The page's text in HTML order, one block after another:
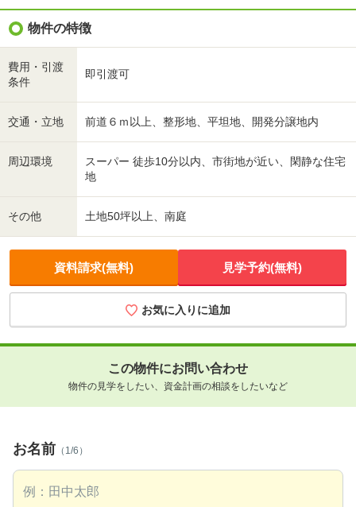
物件の特徴
費用・引渡
条件
即引渡可
交通・立地 前道６ｍ以上、整形地、平坦地、開発分譲地内
周辺環境
スーパー 徒歩10分以内、市街地が近い、閑静な住宅
地
その他 土地50坪以上、南庭
資料請求(無料) 見学予約(無料)
お気に入りに追加
この物件にお問い合わせ
物件の見学をしたい、資金計画の相談をしたいなど
お名前 （1/6）